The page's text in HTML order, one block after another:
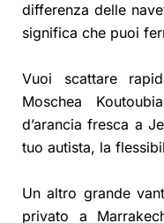
differenza delle
significa che puoi
Vuoi scattare
Moschea
d’arancia fresca a
tuo autista, la
Un altro grande
privato a